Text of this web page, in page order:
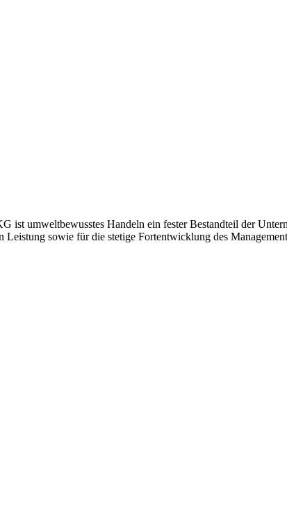
umweltbewusstes Handeln ein fester Bestandteil der
Leistung sowie für die stetige Fortentwicklung des